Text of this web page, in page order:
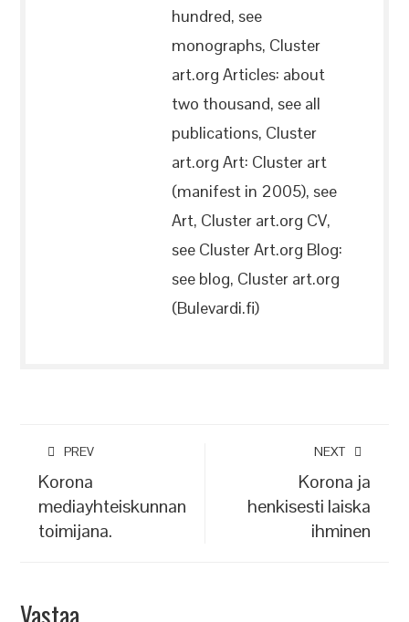
hundred, see
monographs, Cluster
art.org Articles: about
two thousand, see all
publications, Cluster
art.org Art: Cluster art
(manifest in 2005), see
Art, Cluster art.org CV,
see Cluster Art.org Blog:
see blog, Cluster art.org
(Bulevardi.fi)
PREV
Korona
mediayhteiskunnan
toimijana.
NEXT
Korona ja
henkisesti laiska
ihminen
Vastaa